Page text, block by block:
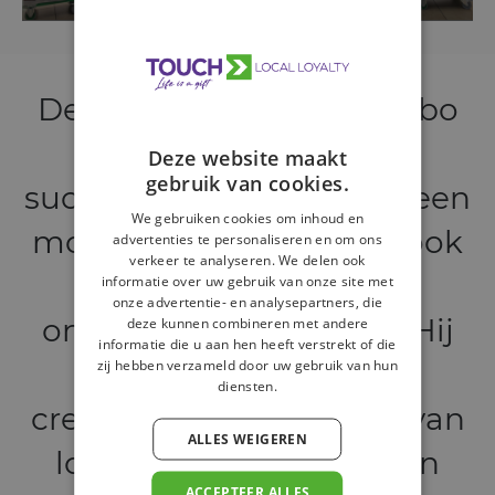
Deze campagne bij Jumbo
Macleane is een groot
succes geworden! Naast een
mooieomzetstijgingis ook
hetimagovan deze
ondernemer verbeterd. Hij
wordt nu gezien als
creatieve spil op gebied van
lokale marketing binnen
Deze website maakt
gebruik van cookies.
We gebruiken cookies om inhoud en
advertenties te personaliseren en om ons
verkeer te analyseren. We delen ook
informatie over uw gebruik van onze site met
onze advertentie- en analysepartners, die
deze kunnen combineren met andere
informatie die u aan hen heeft verstrekt of die
zij hebben verzameld door uw gebruik van hun
diensten.
ALLES WEIGEREN